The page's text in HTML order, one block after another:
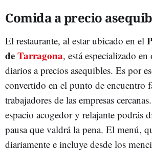
Comida a precio
El restaurante, al estar ubicado en el
deTarragona, está especializado
diarios a precios asequibles. Es por
convertido en el punto de encuentro
trabajadores de las empresas
espacio acogedor y relajante podrás
pausa que valdrá la pena. El menú,
diariamente e incluye desde los